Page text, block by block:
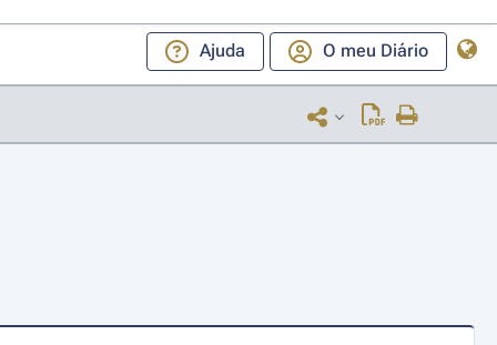
Ajuda O meu Diário